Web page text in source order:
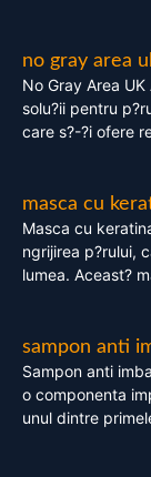
no gray area
No Gray Area
solu?ii pentru
care s?-?i ofere
masca cu
Masca cu
ngrijirea p?rului,
lumea. Aceast?
sampon anti
Sampon anti
o componenta
unul dintre